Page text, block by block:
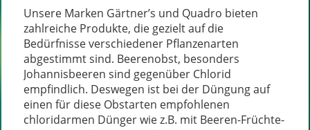
Unsere Marken Gärtner’s und Quadro bieten
zahlreiche Produkte, die gezielt auf die
Bedürfnisse verschiedener Pflanzenarten
abgestimmt sind. Beerenobst, besonders
Johannisbeeren sind gegenüber Chlorid
empfindlich. Deswegen ist bei der Düngung auf
einen für diese Obstarten empfohlenen
chloridarmen Dünger wie z.B. mit Beeren-Früchte-